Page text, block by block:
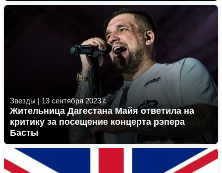
Звезды | 13 сентября 2023 г.
Жительница Дагестана Майя ответила на
критику за посещение концерта рэпера
Басты